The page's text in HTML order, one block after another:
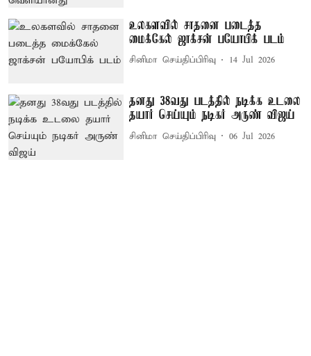
உலகளவில் சாதனை படைத்த
மைக்கேல் ஜாக்சன் பயோபிக் படம்
சினிமா செய்திப்பிரிவு 14 Jul 2026
தனது 38வது படத்தில் நடிக்க உடலை
தயார் செய்யும் நடிகர் அருண் விஜய்
சினிமா செய்திப்பிரிவு 06 Jul 2026